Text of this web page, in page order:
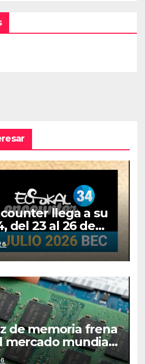
llega a su
del 23 al 26 de
de memoria frena
mercado mundial